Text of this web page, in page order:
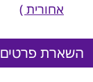
אחורית )
השארת פרטים